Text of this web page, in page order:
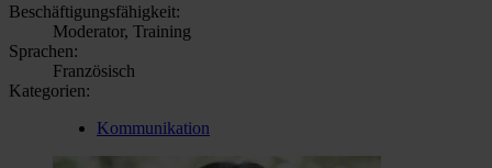
Beschäftigungsfähigkeit:
Moderator, Training
Sprachen:
Französisch
Kategorien:
Kommunikation